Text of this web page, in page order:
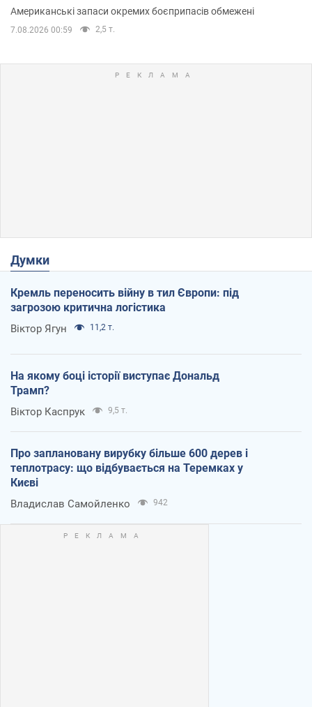
Американські запаси окремих боєприпасів обмежені
7.08.2026 00:59 2,5 т.
Думки
Кремль переносить війну в тил Європи: під
загрозою критична логістика
Віктор Ягун 11,2 т.
На якому боці історії виступає Дональд
Трамп?
Віктор Каспрук 9,5 т.
Про заплановану вирубку більше 600 дерев і
теплотрасу: що відбувається на Теремках у
Києві
Владислав Самойленко 942